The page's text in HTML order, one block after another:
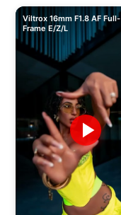
Viltrox 16mm F1.8 AF Full-
Frame E/Z/L